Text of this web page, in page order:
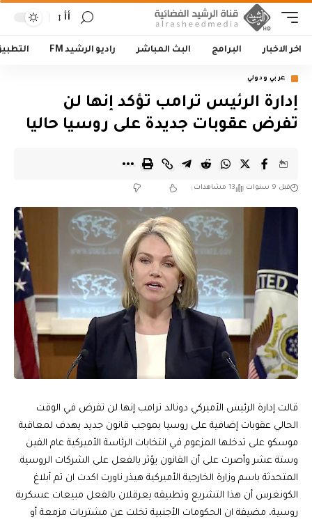
أأ
اخر الاخبار البرامج البث المباشر راديو الرشيد FM
عربي ودولي
إدارة الرئيس ترامب تؤكد إنها لن
تفرض عقوبات جديدة على روسيا حاليا
قبل 9 سنوات 13 مشاهدات
قالت إدارة الرئيس الأميركي دونالد ترامب إنها لن تفرض في الوقت
الحالي عقوبات إضافية على روسيا بموجب قانون جديد يهدف لمعاقبة
موسكو على تدخلها المزعوم في انتخابات الرئاسة الأميركية عام الفين
وستة عشر وأصرت على أن القانون يؤثر بالفعل على الشركات الروسية.
المتحدثة باسم وزارة الخارجية الأميركية هيذر ناورت اكدت ان تم أبلاغ
الكونغرس أن هذا التشريع وتطبيقه يعرقلان بالفعل مبيعات عسكرية
روسية، مضيفة ان الحكومات الأجنبية تخلت عن مشتريات مزمعة أو